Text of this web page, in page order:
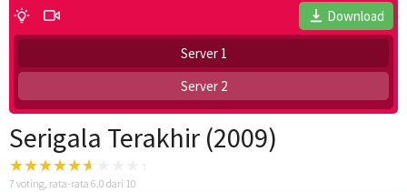
Download
Server 1
Server 2
Serigala Terakhir (2009)
7 voting, rata-rata 6.0 dari 10